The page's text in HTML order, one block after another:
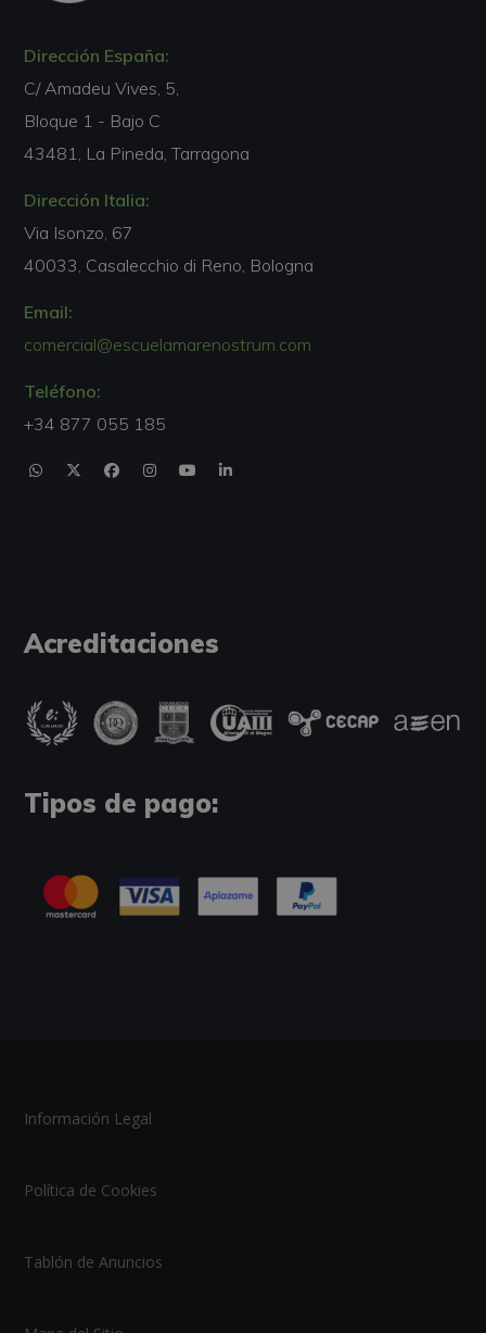
Dirección España:
C/ Amadeu Vives, 5,
Bloque 1 - Bajo C
43481, La Pineda, Tarragona
Dirección Italia:
Via Isonzo, 67
40033, Casalecchio di Reno, Bologna
Email:
comercial@escuelamarenostrum.com
Teléfono:
+34 877 055 185
Acreditaciones
Tipos de pago:
Información Legal
Política de Cookies
Tablón de Anuncios